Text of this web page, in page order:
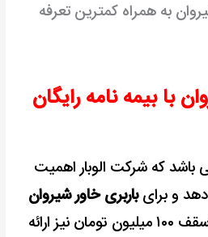
به همراه کمترین تعرفه
با بیمه نامه رایگان
باشد که شرکت الوبار اهمیت
و برایباربری خاور شیروان
بیمه نامه ای رایگان تا سقف ۱۰۰ میلیون تومان نیز ارائه